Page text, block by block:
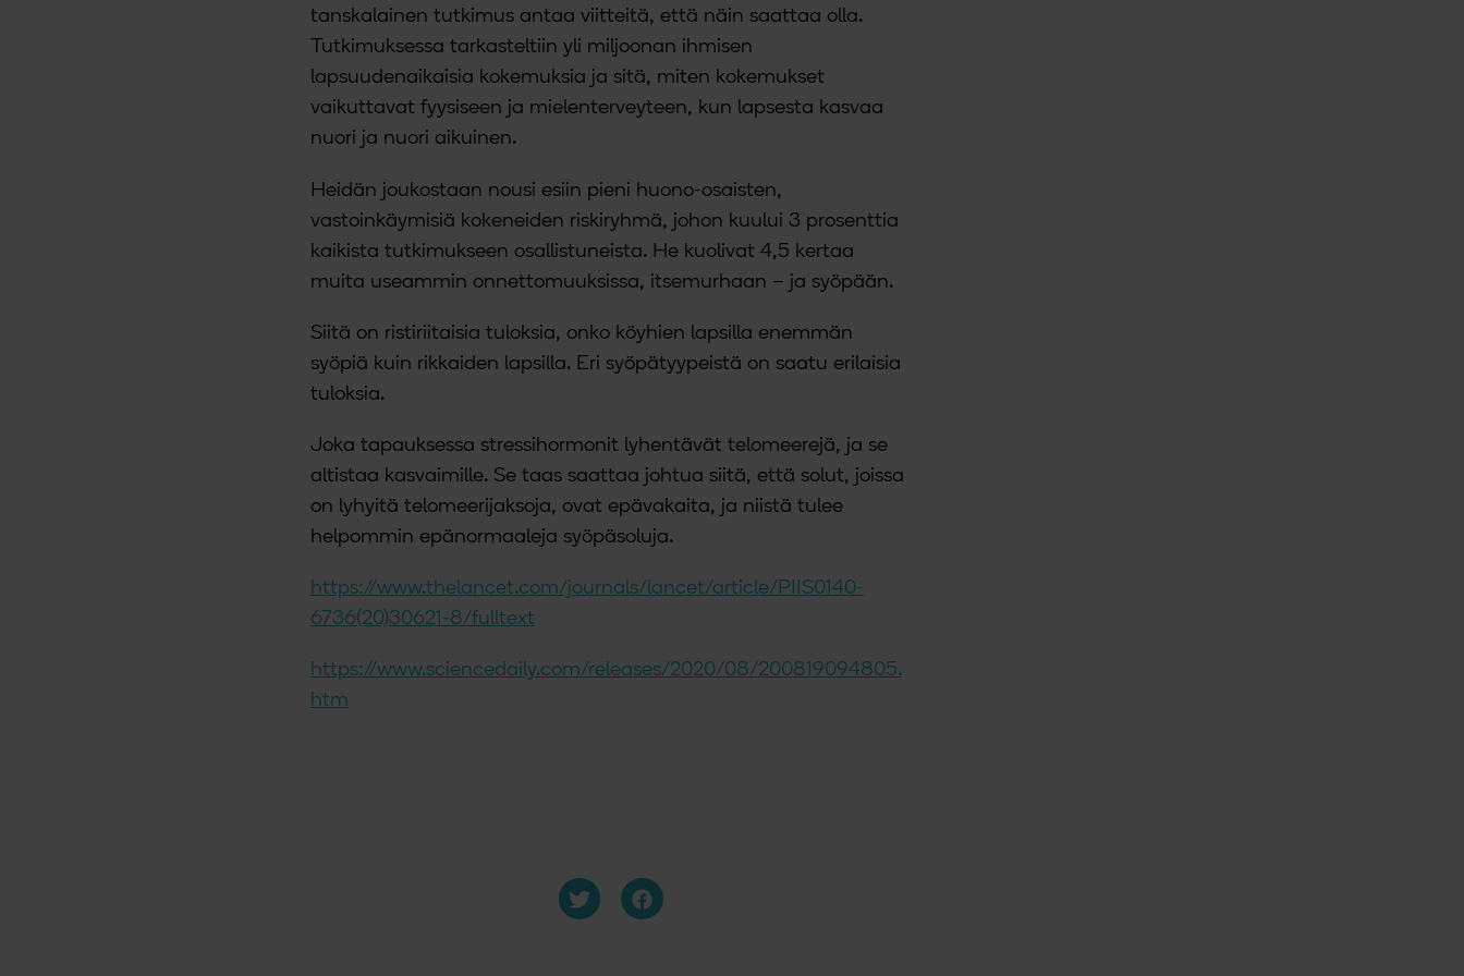
tanskalainen tutkimus antaa viitteitä, että näin saattaa olla.
Tutkimuksessa tarkasteltiin yli miljoonan ihmisen
lapsuudenaikaisia kokemuksia ja sitä, miten kokemukset
vaikuttavat fyysiseen ja mielenterveyteen, kun lapsesta kasvaa
nuori ja nuori aikuinen.
Heidän joukostaan nousi esiin pieni huono-osaisten,
vastoinkäymisiä kokeneiden riskiryhmä, johon kuului 3 prosenttia
kaikista tutkimukseen osallistuneista. He kuolivat 4,5 kertaa
muita useammin onnettomuuksissa, itsemurhaan – ja syöpään.
Siitä on ristiriitaisia tuloksia, onko köyhien lapsilla enemmän
syöpiä kuin rikkaiden lapsilla. Eri syöpätyypeistä on saatu erilaisia
tuloksia.
Joka tapauksessa stressihormonit lyhentävät telomeerejä, ja se
altistaa kasvaimille. Se taas saattaa johtua siitä, että solut, joissa
on lyhyitä telomeerijaksoja, ovat epävakaita, ja niistä tulee
helpommin epänormaaleja syöpäsoluja.
https://www.thelancet.com/journals/lancet/article/PIIS0140-
6736(20)30621-8/fulltext
https://www.sciencedaily.com/releases/2020/08/200819094805.
htm